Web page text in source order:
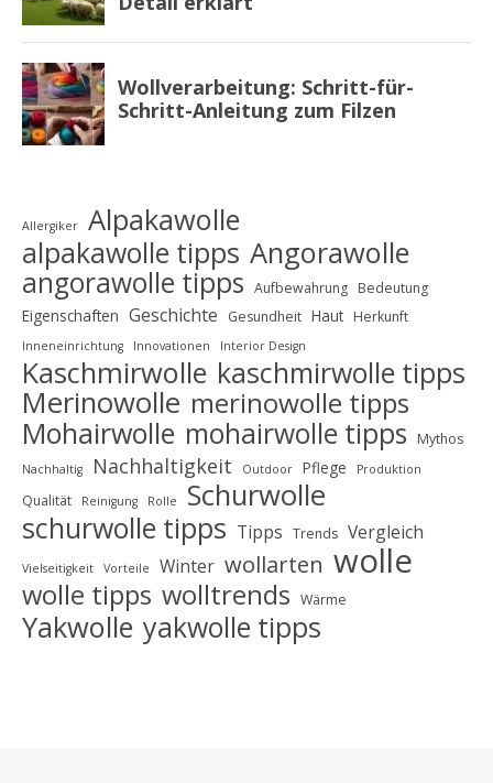
Allergiker
Alpakawolle
alpakawolle tipps Angorawolle
angorawolle tipps Aufbewahrung Bedeutung
Eigenschaften Geschichte Gesundheit Haut Herkunft
Inneneinrichtung Innovationen Interior Design
Kaschmirwolle kaschmirwolle tipps
Merinowolle merinowolle tipps
Mohairwolle mohairwolle tipps Mythos
Nachhaltig Nachhaltigkeit Outdoor Pflege Produktion
Qualität Reinigung Rolle Schurwolle
schurwolle tipps Tipps Trends Vergleich
Vielseitigkeit Vorteile Winter wollarten wolle
wolle tipps wolltrends Wärme
Yakwolle yakwolle tipps